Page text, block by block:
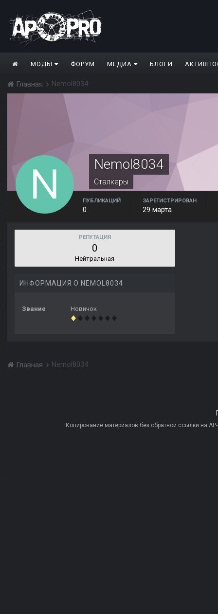
МОДЫ ФОРУМ МЕДИА БЛОГИ
Главная Nemol8034
Nemol8034
Сталкеры
ПУБЛИКАЦИЙ
0
ЗАРЕГИСТРИРОВАН
29 марта
РЕПУТАЦИЯ
0
Нейтральная
ИНФОРМАЦИЯ О NEMOL8034
Звание Новичок
Главная Nemol8034
Копирование материалов без обратной ссылки на